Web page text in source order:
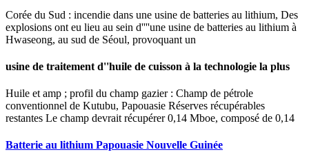
Corée du Sud : incendie dans une usine de batteries au lithium, Des
explosions ont eu lieu au sein d''''une usine de batteries au lithium à
Hwaseong, au sud de Séoul, provoquant un
usine de traitement d''huile de cuisson à la technologie la plus
Huile et amp ; profil du champ gazier : Champ de pétrole
conventionnel de Kutubu, Papouasie Réserves récupérables
restantes Le champ devrait récupérer 0,14 Mboe, composé de 0,14
Batterie au lithium Papouasie Nouvelle Guinée